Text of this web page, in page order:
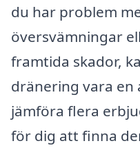
du har problem
översvämningar
framtida skador,
dränering vara
jämföra flera
för dig att finna